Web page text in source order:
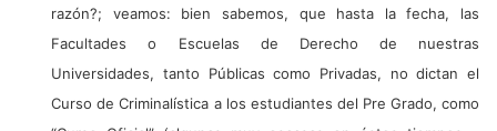
razón?; veamos: bien sabemos, que hasta la fecha, las
Facultades o Escuelas de Derecho de nuestras
Universidades, tanto Públicas como Privadas, no dictan el
Curso de Criminalística a los estudiantes del Pre Grado, como